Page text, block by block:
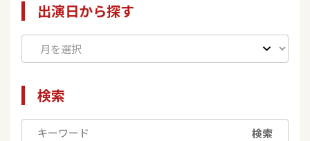
出演日から探す
検索
検索